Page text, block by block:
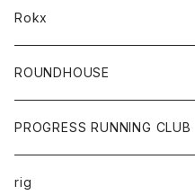
バック
カットソー
カーディガン
ボトムス
ショートパンツ
パンツ
レディース
カットソー
コート
バック
ショートパンツ
Rokx
ボトム
ROUNDHOUSE
エプロン
キッズ
PROGRESS RUNNING CLUB
トップス
rig